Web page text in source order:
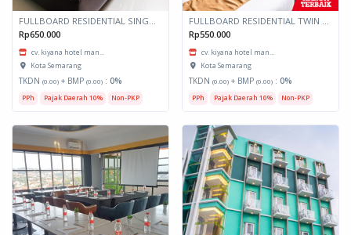
FULLBOARD RESIDENTIAL SINGLE - KIYANA SEMARANG
Rp650.000
cv. kiyana hotel man...
Kota Semarang
TKDN (0.00) + BMP (0.00) : 0%
PPh Pajak Daerah 10% Non-PKP
FULLBOARD RESIDENTIAL TWIN SHARE - KIYANA SEMARANG
Rp550.000
cv. kiyana hotel man...
Kota Semarang
TKDN (0.00) + BMP (0.00) : 0%
PPh Pajak Daerah 10% Non-PKP